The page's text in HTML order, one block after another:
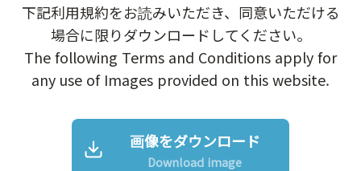
下記利用規約をお読みいただき、同意いただける
場合に限りダウンロードしてください。
The following Terms and Conditions apply for
any use of Images provided on this website.
画像をダウンロード
Download image